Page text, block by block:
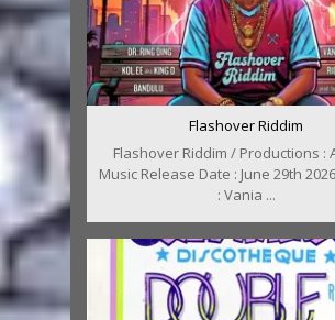
Flashover Riddim
Flashover Riddim / Productions :
Music Release Date : June 29th
: Vania ...